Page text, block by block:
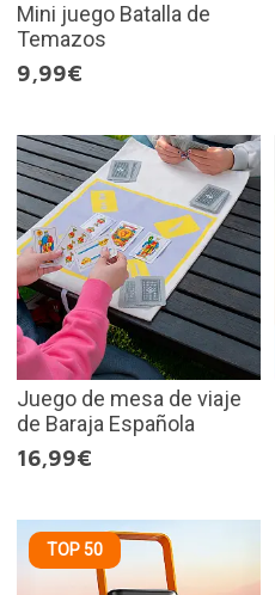
Mini juego Batalla de
Temazos
9,99€
Juego de mesa de viaje
de Baraja Española
16,99€
TOP 50